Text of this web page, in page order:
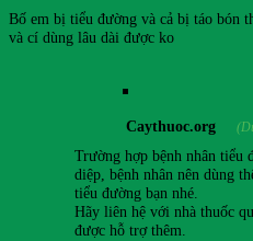
Bố em bị tiểu đường và cả bị táo bón
và cí dùng lâu dài được ko
Caythuoc.org
Trường hợp bệnh nhân tiểu
diệp, bệnh nhân nên dùng
tiểu đường bạn nhé.
Hãy liên hệ với nhà thuốc
được hỗ trợ thêm.